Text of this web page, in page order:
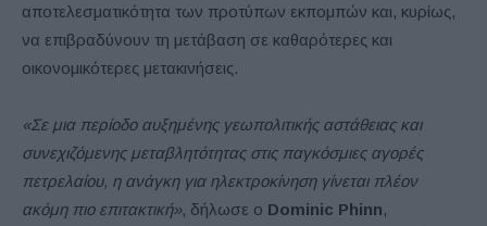
αποτελεσματικότητα των προτύπων εκπομπών και, κυρίως,
να επιβραδύνουν τη μετάβαση σε καθαρότερες και
οικονομικότερες μετακινήσεις.
«Σε μια περίοδο αυξημένης γεωπολιτικής αστάθειας και
συνεχιζόμενης μεταβλητότητας στις παγκόσμιες αγορές
πετρελαίου, η ανάγκη για ηλεκτροκίνηση γίνεται πλέον
ακόμη πιο επιτακτική», δήλωσε ο Dominic Phinn,